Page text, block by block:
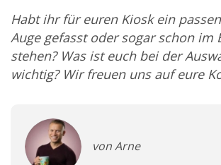
Habt ihr für euren Kiosk ein
Auge gefasst oder sogar schon im
stehen? Was ist euch bei der
wichtig? Wir freuen uns auf eure
von Arne